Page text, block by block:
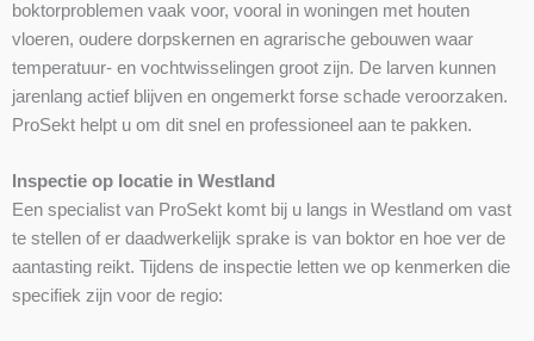
boktorproblemen vaak voor, vooral in woningen met houten
vloeren, oudere dorpskernen en agrarische gebouwen waar
temperatuur- en vochtwisselingen groot zijn. De larven kunnen
jarenlang actief blijven en ongemerkt forse schade veroorzaken.
ProSekt helpt u om dit snel en professioneel aan te pakken.
Inspectie op locatie in Westland
Een specialist van ProSekt komt bij u langs in Westland om vast
te stellen of er daadwerkelijk sprake is van boktor en hoe ver de
aantasting reikt. Tijdens de inspectie letten we op kenmerken die
specifiek zijn voor de regio: